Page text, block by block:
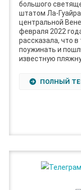
большого
штатом Ла-
центральной
февраля 2022
рассказала, что
поужинать и
известную
ПОЛНЫЙ